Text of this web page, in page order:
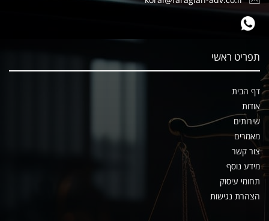
תפריט ראשי
דף הבית
אודות
שירותים
מאמרים
צור קשר
מידע נוסף
תחומי עיסוק
הצהרת נגישות